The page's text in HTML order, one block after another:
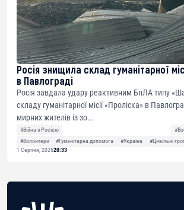
Росія знищила склад гуманітарної
в Павлограді
Росія завдала удару реактивним БпЛА типу
складу гуманітарної місії «Проліска» в
мирних жителів із зо...
#Війна з Росією
#Волонтери
#Гуманітарна допомога #Україна
#Цивільні
1 Серпня, 202620:33